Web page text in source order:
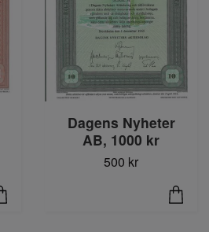
Dagens Nyheter
AB, 1000 kr
500 kr